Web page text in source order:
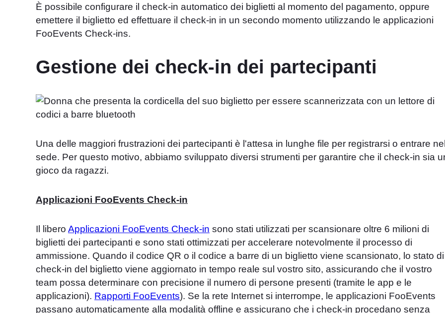
È possibile configurare il check-in automatico dei biglietti al momento del pagamento, oppure
emettere il biglietto ed effettuare il check-in in un secondo momento utilizzando le applicazioni
FooEvents Check-ins.
Gestione dei check-in dei partecipanti
Una delle maggiori frustrazioni dei partecipanti è l'attesa in lunghe file per registrarsi o entrare
sede. Per questo motivo, abbiamo sviluppato diversi strumenti per garantire che il check-in sia
gioco da ragazzi.
Applicazioni FooEvents Check-in
Il libero Applicazioni FooEvents Check-in sono stati utilizzati per scansionare oltre 6 milioni di
biglietti dei partecipanti e sono stati ottimizzati per accelerare notevolmente il processo di
ammissione. Quando il codice QR o il codice a barre di un biglietto viene scansionato, lo stato di
check-in del biglietto viene aggiornato in tempo reale sul vostro sito, assicurando che il vostro
team possa determinare con precisione il numero di persone presenti (tramite le app e le
applicazioni). Rapporti FooEvents). Se la rete Internet si interrompe, le applicazioni FooEvents
passano automaticamente alla modalità offline e assicurano che i check-in procedano senza